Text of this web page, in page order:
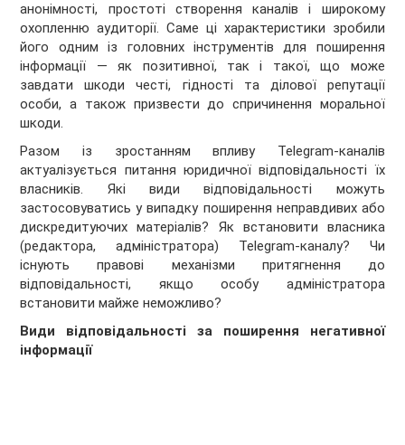
анонімності, простоті створення каналів і широкому
охопленню аудиторії. Саме ці характеристики зробили
його одним із головних інструментів для поширення
інформації — як позитивної, так і такої, що може
завдати шкоди честі, гідності та ділової репутації
особи, а також призвести до спричинення моральної
шкоди.
Разом із зростанням впливу Telegram-каналів
актуалізується питання юридичної відповідальності їх
власників. Які види відповідальності можуть
застосовуватись у випадку поширення неправдивих або
дискредитуючих матеріалів? Як встановити власника
(редактора, адміністратора) Telegram-каналу? Чи
існують правові механізми притягнення до
відповідальності, якщо особу адміністратора
встановити майже неможливо?
Види відповідальності за поширення негативної
інформації